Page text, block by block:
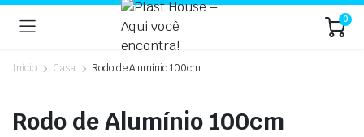
0
Início Casa Rodo de Alumínio 100cm
Rodo de Alumínio 100cm